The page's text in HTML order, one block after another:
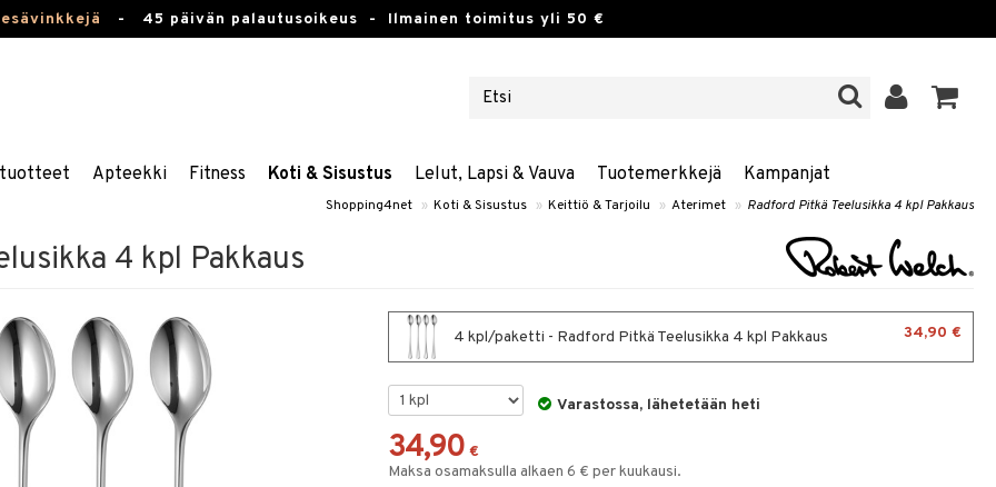
- 45 päivän palautusoikeus - Ilmainen toimitus yli 50 €
Apteekki Fitness Koti & Sisustus Lelut, Lapsi & Vauva Tuotemerkkejä Kampanjat
Shopping4net » Koti & Sisustus » Keittiö & Tarjoilu » Aterimet » Radford Pitkä Teelusikka 4 kpl Pakkaus
4 kpl Pakkaus
4 kpl/paketti - Radford Pitkä Teelusikka 4 kpl Pakkaus 34,90 €
Varastossa, lähetetään heti
34,90 €
Maksa osamaksulla alkaen 6 € per kuukausi.